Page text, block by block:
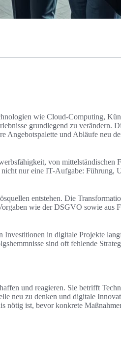
wie Cloud-Computing,
grundlegend zu verändern.
Angebotspalette und Abläufe neu
von mittelständischen
nur eine IT-Aufgabe: Führung,
entstehen. Die
wie der DSGVO sowie aus
Investitionen in digitale Projekte
sind oft fehlende
und reagieren. Sie betrifft
neu zu denken und digitale
nötig ist, bevor konkrete